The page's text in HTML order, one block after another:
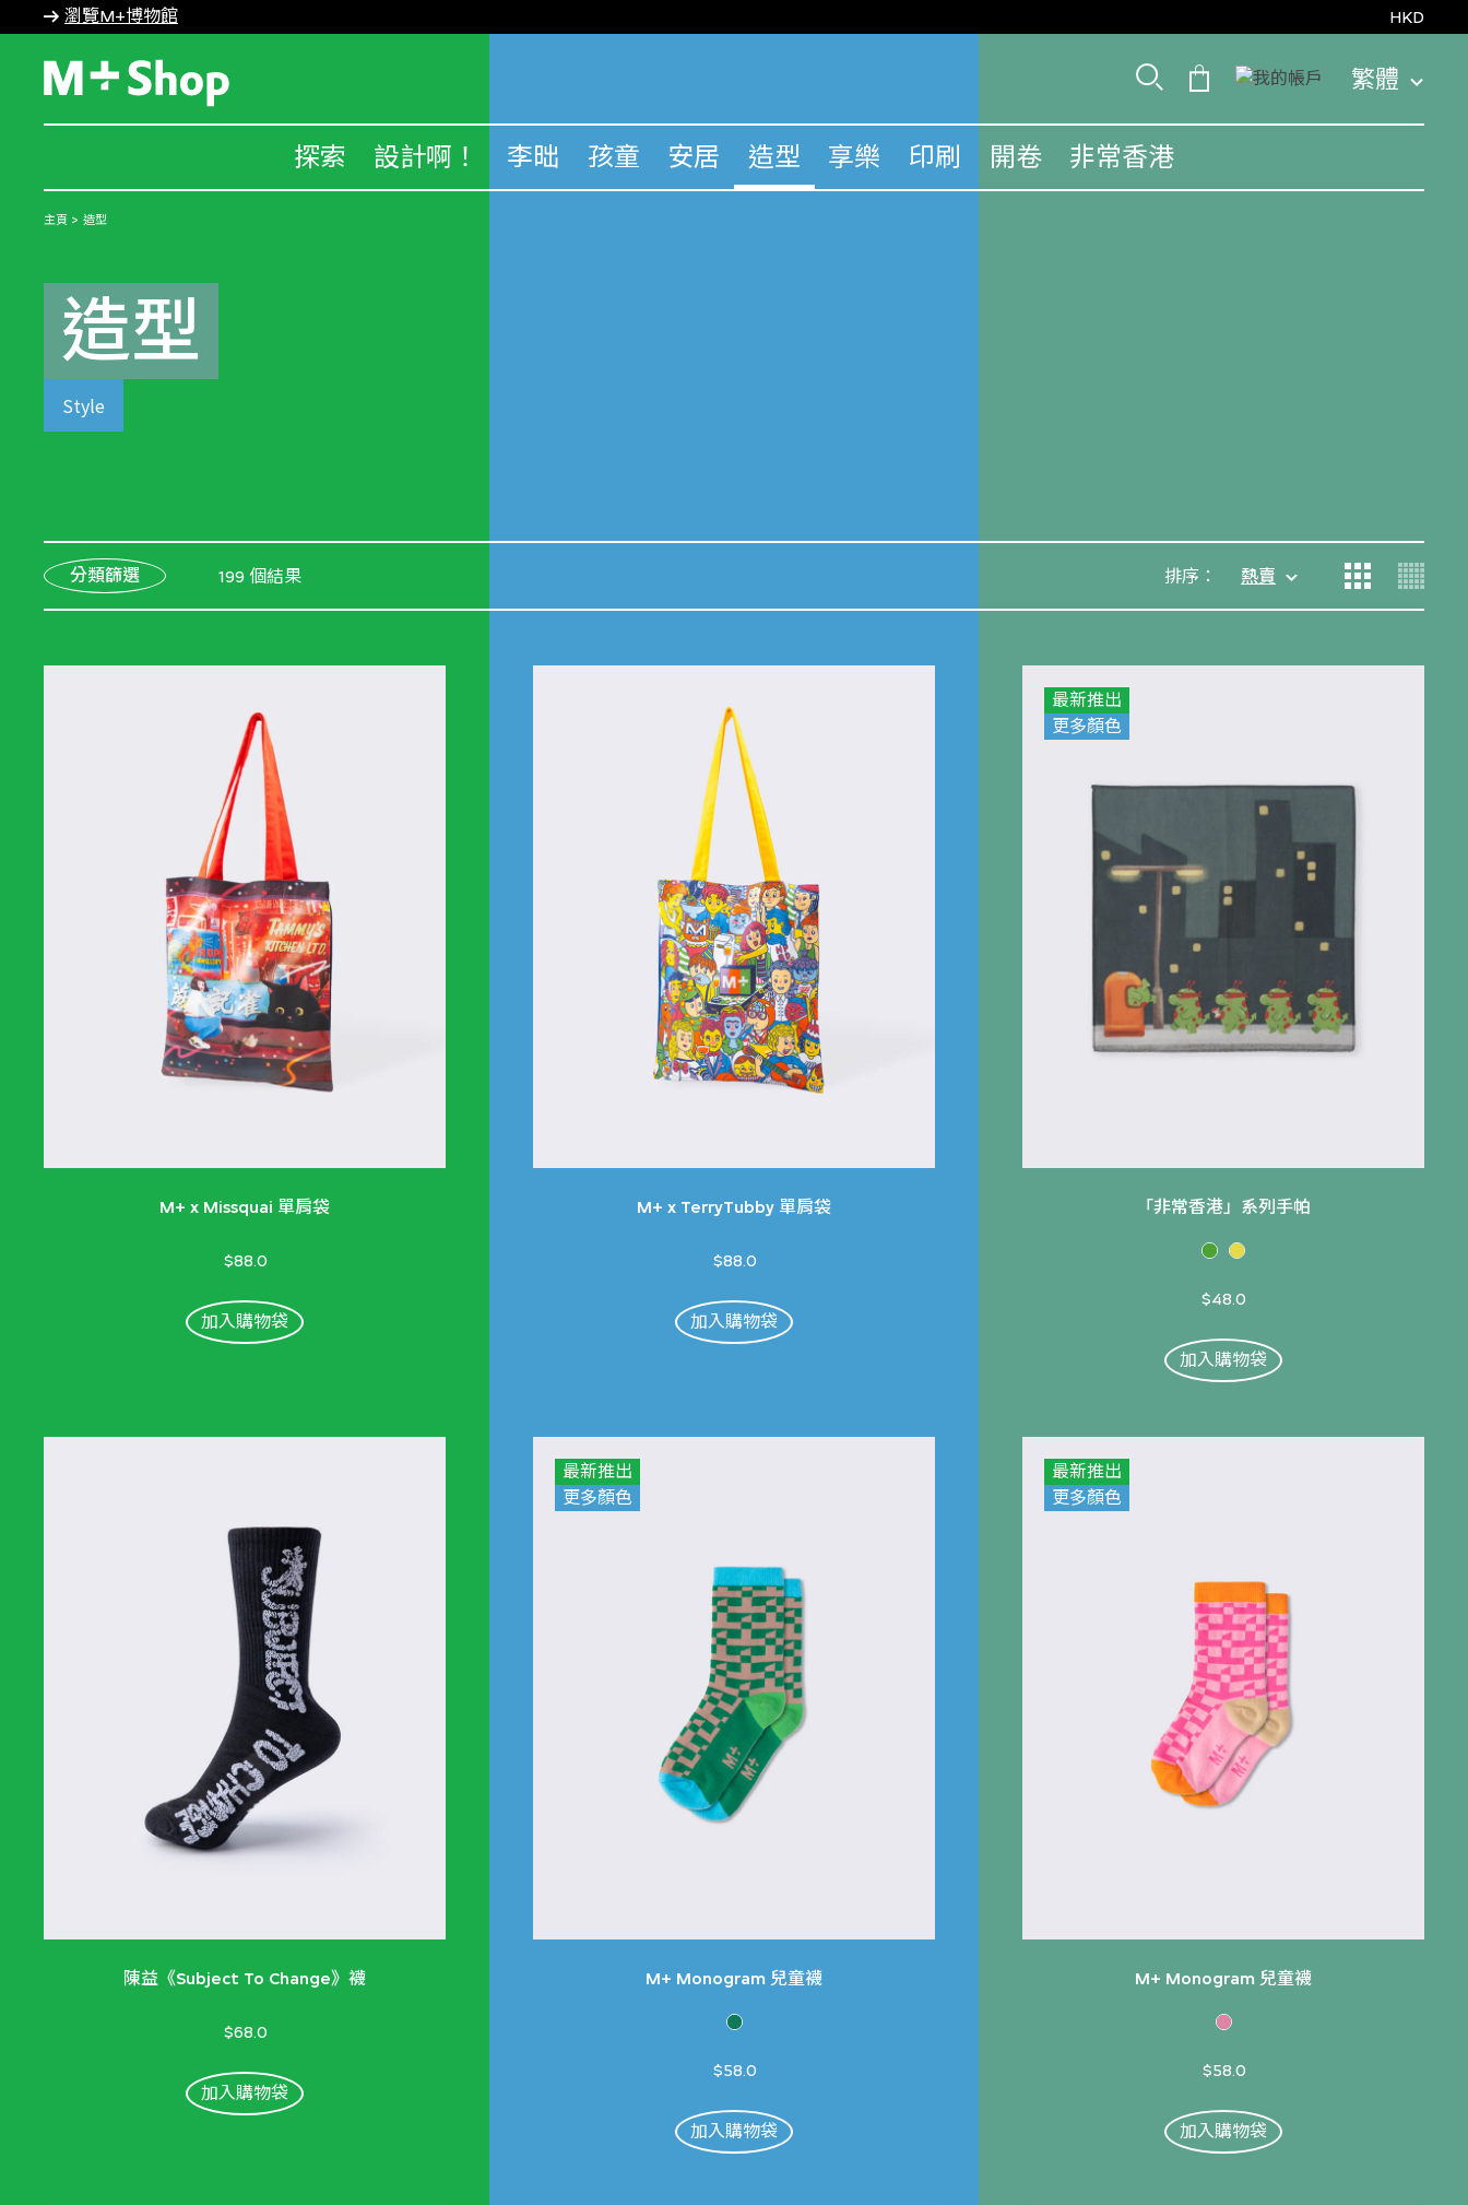
瀏覽M+博物館 HKD
繁體
探索 設計啊！ 李昢 孩童 安居 造型 享樂 印刷 開卷 非常香港
主頁 造型
造型
Style
分類篩選 199 個結果 排序： 熱賣
M+ x Missquai 單肩袋
$88.0
加入購物袋
M+ x TerryTubby 單肩袋
$88.0
加入購物袋
最新推出
更多顏色
「非常香港」系列手帕
$48.0
加入購物袋
陳益《Subject To Change》襪
$68.0
加入購物袋
最新推出
更多顏色
M+ Monogram 兒童襪
$58.0
加入購物袋
最新推出
更多顏色
M+ Monogram 兒童襪
$58.0
加入購物袋